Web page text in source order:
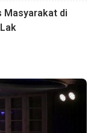
Masyarakat di